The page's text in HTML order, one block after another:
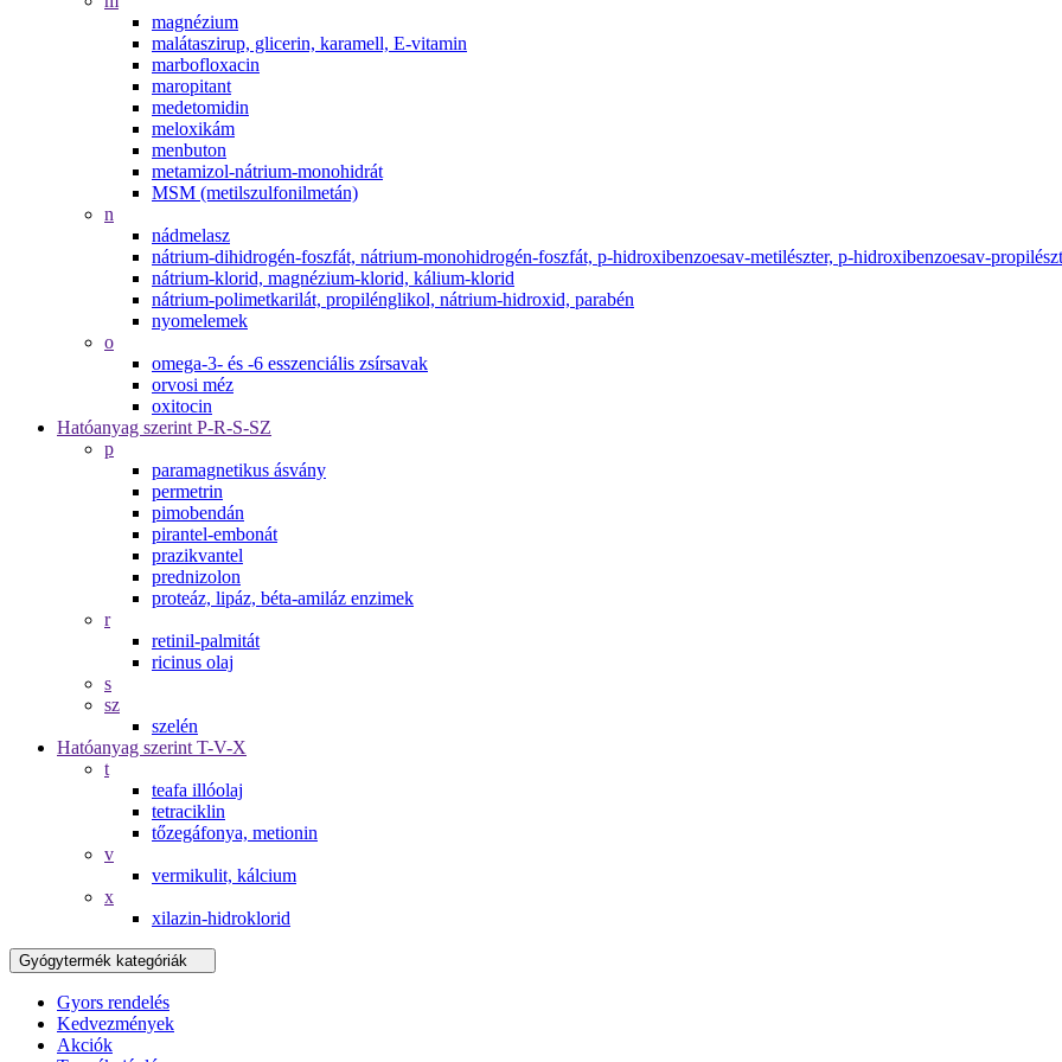
magnézium
malátaszirup, glicerin, karamell, E-vitamin
marbofloxacin
maropitant
medetomidin
meloxikám
menbuton
metamizol-nátrium-monohidrát
MSM (metilszulfonilmetán)
n
nádmelasz
nátrium-dihidrogén-foszfát, nátrium-monohidrogén-foszfát, p-hidroxibenzoesav-metilészter, p-hidroxibenzoesav-
nátrium-klorid, magnézium-klorid, kálium-klorid
nátrium-polimetkarilát, propilénglikol, nátrium-hidroxid, parabén
nyomelemek
o
omega-3- és -6 esszenciális zsírsavak
orvosi méz
oxitocin
Hatóanyag szerint P-R-S-SZ
p
paramagnetikus ásvány
permetrin
pimobendán
pirantel-embonát
prazikvantel
prednizolon
proteáz, lipáz, béta-amiláz enzimek
r
retinil-palmitát
ricinus olaj
s
sz
szelén
Hatóanyag szerint T-V-X
t
teafa illóolaj
tetraciklin
tőzegáfonya, metionin
v
vermikulit, kálcium
x
xilazin-hidroklorid
Gyógytermék kategóriák
Gyors rendelés
Kedvezmények
Akciók